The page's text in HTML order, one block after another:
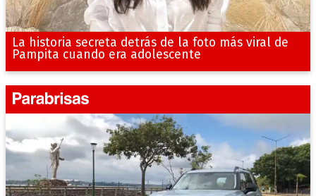
La historia secreta detrás de la foto más viral de
Pampita cuando era adolescente